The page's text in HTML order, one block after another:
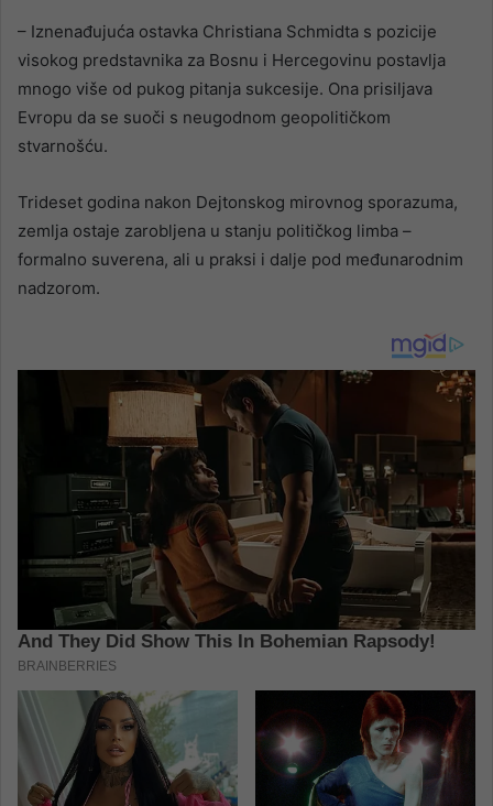
– Iznenađujuća ostavka Christiana Schmidta s pozicije
visokog predstavnika za Bosnu i Hercegovinu postavlja
mnogo više od pukog pitanja sukcesije. Ona prisiljava
Evropu da se suoči s neugodnom geopolitičkom
stvarnošću.
Trideset godina nakon Dejtonskog mirovnog sporazuma,
zemlja ostaje zarobljena u stanju političkog limba –
formalno suverena, ali u praksi i dalje pod međunarodnim
nadzorom.